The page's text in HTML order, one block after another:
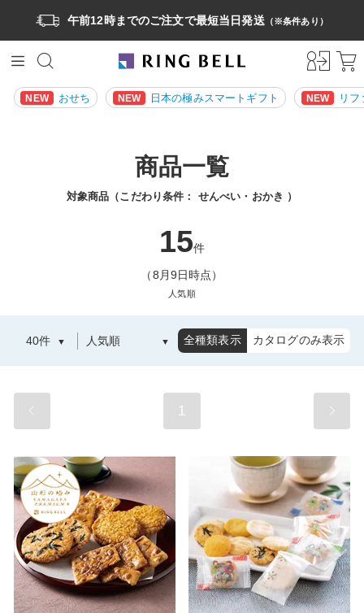
午前12時までのご注文で最短当日発送（※条件あり）
NEW おせち NEW 日本の極みスマートギフト NEW リ
商品一覧
対象商品（こだわり条件： せんべい・おかき ）
15件
（8月9日時点）
人気順
全種類表示 カタログのみ表示
1